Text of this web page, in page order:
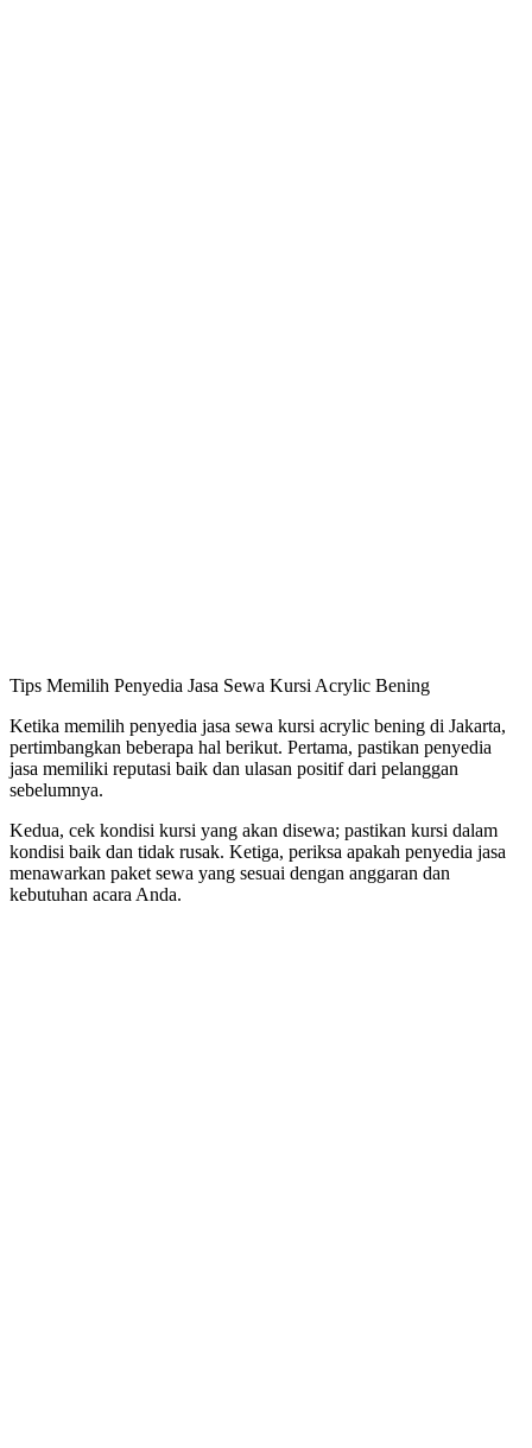
Tips Memilih Penyedia Jasa Sewa Kursi Acrylic Bening
Ketika memilih penyedia jasa sewa kursi acrylic bening di Jakarta,
pertimbangkan beberapa hal berikut. Pertama, pastikan penyedia
jasa memiliki reputasi baik dan ulasan positif dari pelanggan
sebelumnya.
Kedua, cek kondisi kursi yang akan disewa; pastikan kursi dalam
kondisi baik dan tidak rusak. Ketiga, periksa apakah penyedia jasa
menawarkan paket sewa yang sesuai dengan anggaran dan
kebutuhan acara Anda.